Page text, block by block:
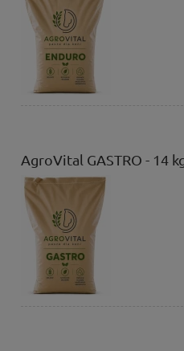
AgroVital GASTRO - 14